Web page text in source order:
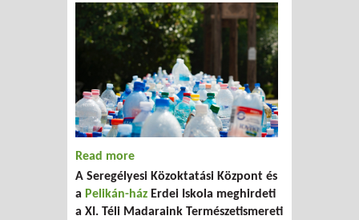
Read more
Természetismereti feladatmegoldó
verseny
A Seregélyesi Közoktatási Központ és
a Pelikán-ház Erdei Iskola meghirdeti
a XI. Téli Madaraink Természetismereti